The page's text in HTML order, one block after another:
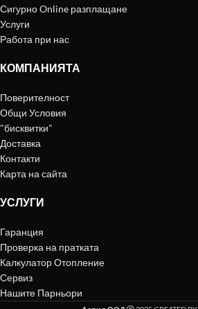
Сигурно Online разплащане
Услуги
Работа при нас
КОМПАНИЯТА
Поверителност
Общи Условия
"бисквитки"
Доставка
Контакти
Карта на сайта
УСЛУГИ
Гаранция
Проверка на пратката
Калкулатор Отопление
Сервиз
Нашите Парньори